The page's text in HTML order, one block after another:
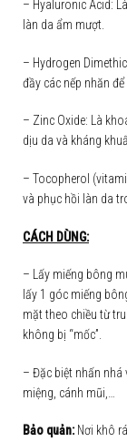
– Hyaluronic Acid:
làn da ẩm mượt.
– Hydrogen
đầy các nếp nhăn
– Zinc Oxide: Là
dịu da và kháng
– Tocopherol
và phục hồi làn da
CÁCH DÙNG:
– Lấy miếng bông
lấy 1 góc miếng
mặt theo chiều từ
không bị “mốc”.
– Đặc biệt nhấn nhá
miệng, cánh mũi,…
Bảo quản:Nơi khô